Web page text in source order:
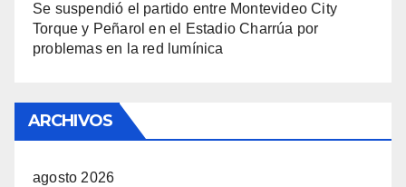
Se suspendió el partido entre Montevideo City
Torque y Peñarol en el Estadio Charrúa por
problemas en la red lumínica
ARCHIVOS
agosto 2026